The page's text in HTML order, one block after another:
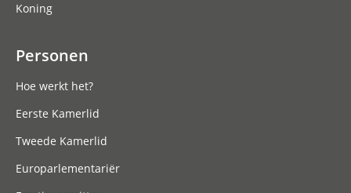
Koning
Personen
Hoe werkt het?
Eerste Kamerlid
Tweede Kamerlid
Europarlementariër